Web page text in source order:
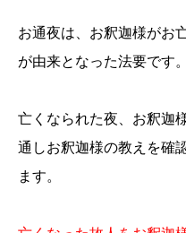
お通夜は、お釈迦様がお
が由来となった法要です。
亡くなられた夜、お釈迦
通しお釈迦様の教えを確
ます。